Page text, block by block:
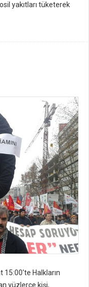
yakıtları tüketerek
15:00'te Halkların
yüzlerce kişi,